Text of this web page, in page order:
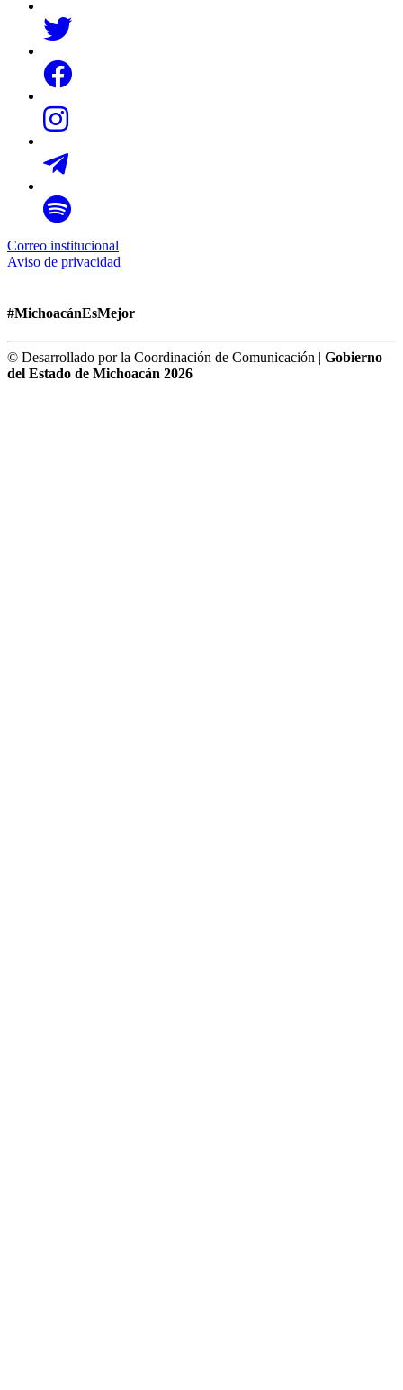
Correo institucional
Aviso de privacidad
#MichoacánEsMejor
© Desarrollado por la Coordinación de Comunicación | Gobierno
del Estado de Michoacán 2026